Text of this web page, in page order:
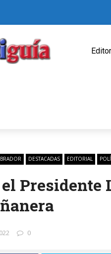
DESTACADAS EDITORIAL
Presidente
0